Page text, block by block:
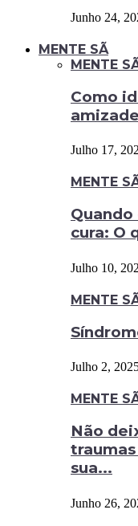
Junho 24,
MENTE SÃ
MENTE
Como
Julho 17,
MENTE
cura: O
Julho 10,
MENTE
Julho 2,
MENTE
Não
sua...
Junho 26,